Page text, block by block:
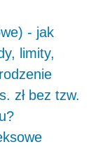
- jak
limity,
zł bez tzw.